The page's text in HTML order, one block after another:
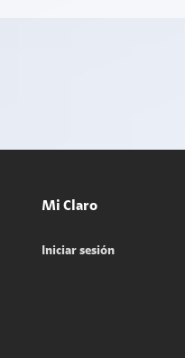
Mi Claro
Iniciar sesión